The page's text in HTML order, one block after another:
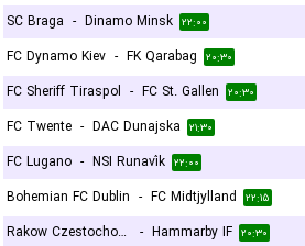
SC Braga - Dinamo Minsk ۲۲:۰۰
FC Dynamo Kiev - FK Qarabag ۲۰:۳۰
FC Sheriff Tiraspol - FC St. Gallen ۲۰:۳۰
FC Twente - DAC Dunajska ۲۱:۳۰
FC Lugano - NSI Runavík ۲۲:۰۰
Bohemian FC Dublin - FC Midtjylland ۲۲:۱۵
Rakow Czestochowa
- Hammarby IF ۲۰:۳۰